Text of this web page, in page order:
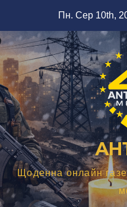
вмісту
Пн. Сер 10th,
Щоденна онлайн